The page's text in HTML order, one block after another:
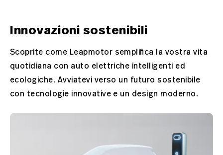
Innovazioni sostenibili
Scoprite come Leapmotor semplifica la vostra vita
quotidiana con auto elettriche intelligenti ed
ecologiche. Avviatevi verso un futuro sostenibile
con tecnologie innovative e un design moderno.